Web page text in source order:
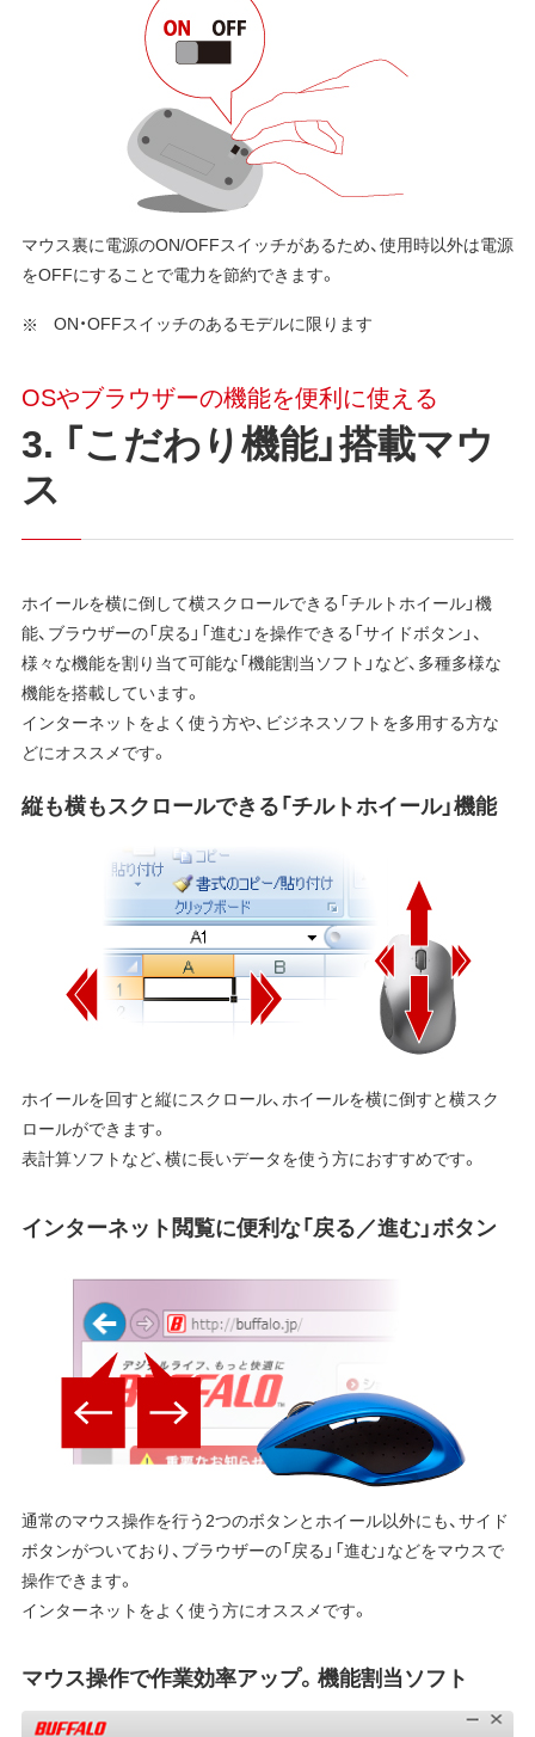
マウス裏に電源のON/OFFスイッチがあるため、使用時以外は電源
をOFFにすることで電力を節約できます。
ON・OFFスイッチのあるモデルに限ります
OSやブラウザーの機能を便利に使える
3. 「こだわり機能」搭載マウ
ス
ホイールを横に倒して横スクロールできる「チルトホイール」機
能、ブラウザーの「戻る」「進む」を操作できる「サイドボタン」、
様々な機能を割り当て可能な「機能割当ソフト」など、多種多様な
機能を搭載しています。
インターネットをよく使う方や、ビジネスソフトを多用する方な
どにオススメです。
縦も横もスクロールできる「チルトホイール」機能
ホイールを回すと縦にスクロール、ホイールを横に倒すと横スク
ロールができます。
表計算ソフトなど、横に長いデータを使う方におすすめです。
インターネット閲覧に便利な「戻る／進む」ボタン
通常のマウス操作を行う2つのボタンとホイール以外にも、サイド
ボタンがついており、ブラウザーの「戻る」「進む」などをマウスで
操作できます。
インターネットをよく使う方にオススメです。
マウス操作で作業効率アップ。機能割当ソフト